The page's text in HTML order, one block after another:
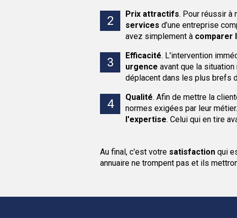
Prix attractifs. Pour réussir à
services d’une entreprise
avez simplement à comparer
Efficacité. L'intervention
urgence avant que la
déplacent dans les plus brefs
Qualité.Afin de mettre la
normes exigées par leur
l'expertise. Celui qui en tire
Au final, c'est votre satisfactionqui
annuaire ne trompent pas et ils